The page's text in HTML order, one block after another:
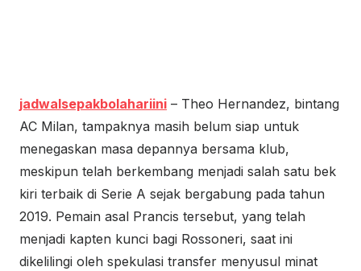
jadwalsepakbolahariini – Theo Hernandez, bintang
AC Milan, tampaknya masih belum siap untuk
menegaskan masa depannya bersama klub,
meskipun telah berkembang menjadi salah satu bek
kiri terbaik di Serie A sejak bergabung pada tahun
2019. Pemain asal Prancis tersebut, yang telah
menjadi kapten kunci bagi Rossoneri, saat ini
dikelilingi oleh spekulasi transfer menyusul minat